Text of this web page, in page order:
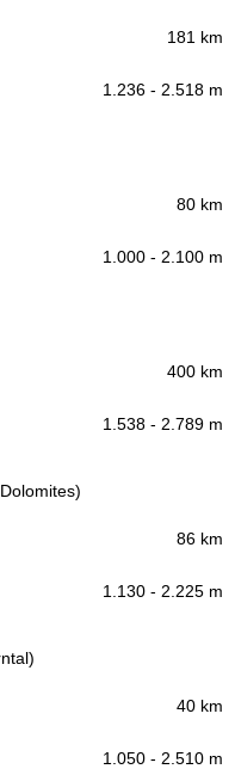
181 km
1.236 - 2.518 m
80 km
1.000 - 2.100 m
400 km
1.538 - 2.789 m
86 km
1.130 - 2.225 m
40 km
1.050 - 2.510 m